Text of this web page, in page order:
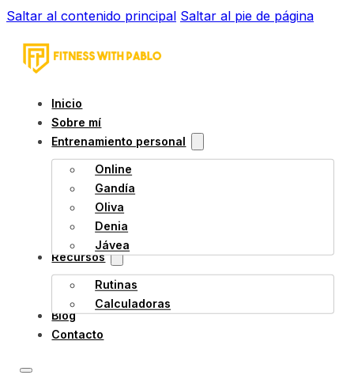
Saltar al contenido principal Saltar al pie de página
Inicio
Sobre mí
Entrenamiento personal
Online
Gandía
Oliva
Denia
Jávea
Recursos
Rutinas
Calculadoras
Blog
Contacto